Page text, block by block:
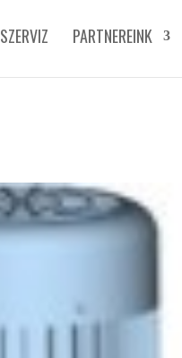
SZERVIZ PARTNEREINK